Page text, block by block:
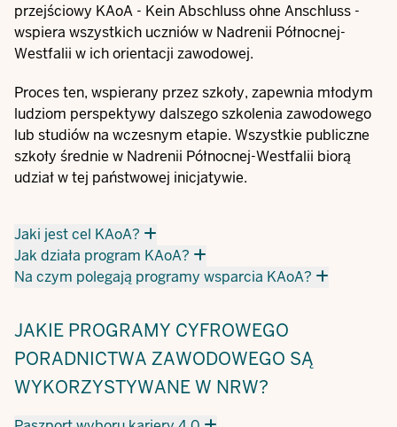
przejściowy KAoA - Kein Abschluss ohne Anschluss -
wspiera wszystkich uczniów w Nadrenii Północnej-
Westfalii w ich orientacji zawodowej.
Proces ten, wspierany przez szkoły, zapewnia młodym
ludziom perspektywy dalszego szkolenia zawodowego
lub studiów na wczesnym etapie. Wszystkie publiczne
szkoły średnie w Nadrenii Północnej-Westfalii biorą
udział w tej państwowej inicjatywie.
Jaki jest cel KAoA?
Jak działa program KAoA?
Na czym polegają programy wsparcia KAoA?
JAKIE PROGRAMY CYFROWEGO
PORADNICTWA ZAWODOWEGO SĄ
WYKORZYSTYWANE W NRW?